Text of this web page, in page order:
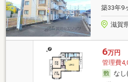
築33年9
滋賀
6万円
管理費
なし